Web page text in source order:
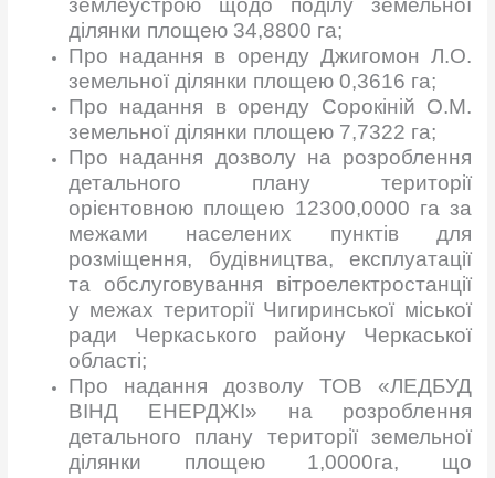
землеустрою щодо поділу земельної
ділянки площею 34,8800 га;
Про надання в оренду Джигомон Л.О.
земельної ділянки площею 0,3616 га;
Про надання в оренду Сорокіній О.М.
земельної ділянки площею 7,7322 га;
Про надання дозволу на розроблення
детального плану території
орієнтовною площею 12300,0000 га за
межами населених пунктів для
розміщення, будівництва, експлуатації
та обслуговування вітроелектростанції
у межах території Чигиринської міської
ради Черкаського району Черкаської
області;
Про надання дозволу ТОВ «ЛЕДБУД
ВІНД ЕНЕРДЖІ» на розроблення
детального плану території земельної
ділянки площею 1,0000га, що